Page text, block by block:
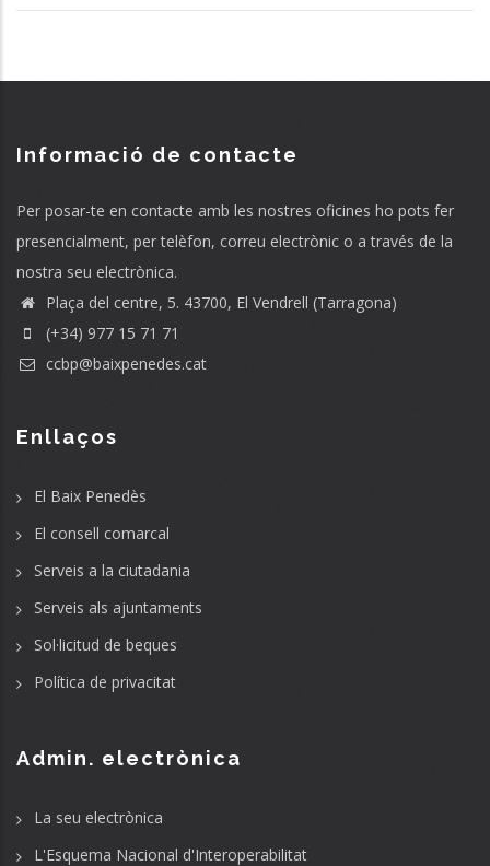
Informació de contacte
Per posar-te en contacte amb les nostres oficines ho pots fer
presencialment, per telèfon, correu electrònic o a través de la
nostra seu electrònica.
Plaça del centre, 5. 43700, El Vendrell (Tarragona)
(+34) 977 15 71 71
ccbp@baixpenedes.cat
Enllaços
El Baix Penedès
El consell comarcal
Serveis a la ciutadania
Serveis als ajuntaments
Sol·licitud de beques
Política de privacitat
Admin. electrònica
La seu electrònica
L'Esquema Nacional d'Interoperabilitat